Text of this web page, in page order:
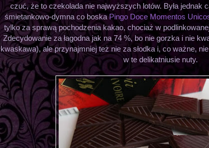
czuć, że to czekolada nie najwyższych lotów. Była jednak
śmietankowo-dymna co boskaPingo Doce Momentos
tylko za sprawą pochodzenia kakao, chociaż w
Zdecydowanie za łagodna jak na 74 %, bo nie gorzka i nie
kwaskawa), ale przynajmniej też nie za słodka i, co ważne,
w te delikatniusie nuty.